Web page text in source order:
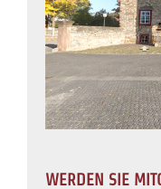
WERDEN SIE